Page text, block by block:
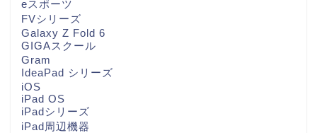
eスポーツ
FVシリーズ
Galaxy Z Fold 6
GIGAスクール
Gram
IdeaPad シリーズ
iOS
iPad OS
iPadシリーズ
iPad周辺機器